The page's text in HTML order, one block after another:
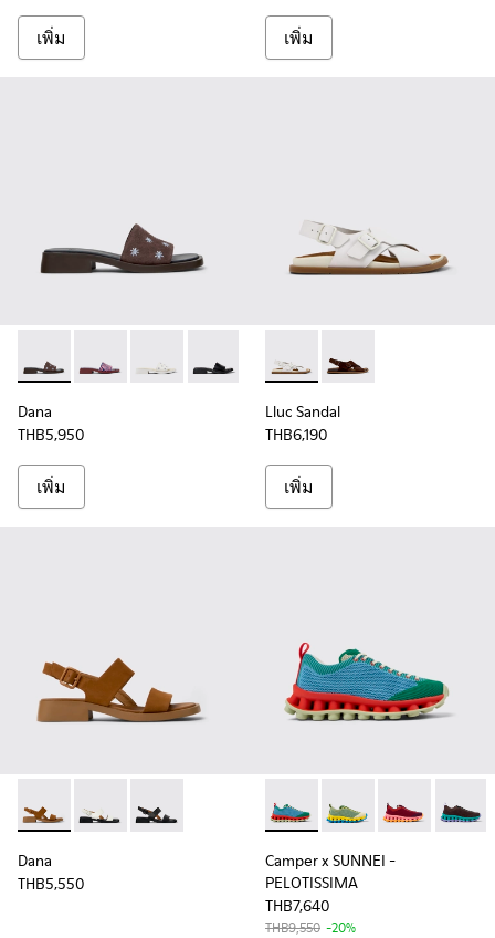
เพิ่ม เพิ่ม
Dana - K201740-013 - รองเท้าแตะหนังกลับสีน้ําตาลสําหรับผู้ห
Dana - K201740-015 - รองเท้าแตะหนังสีน้ําเงินสําหรับ
Dana - K201740-008 - รองเท้าแตะหนังสีขาว
Dana - K201740-001 - รองเท้าแตะหนั
Dana
THB5,950
เพิ่ม
Lluc Sandal - K201880-
Lluc Sandal -
Lluc Sandal
THB6,190
เพิ่ม
Dana - K201486-014 - รองเท้ารัดส้นหนังกลับสีน้ําตาลสําหรับ
Dana - K201486-007 - รองเท้ารัดส้นหนังสีขาวสําหรั
Dana - K201486-005
Dana
THB5,550
Camper x SUNNEI -
Camper x SUNNEI -
Camper x
Camper x SUNNEI -
PELOTISSIMA
THB7,640
THB9,550 -20%